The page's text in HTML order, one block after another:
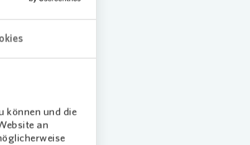
können und die
an